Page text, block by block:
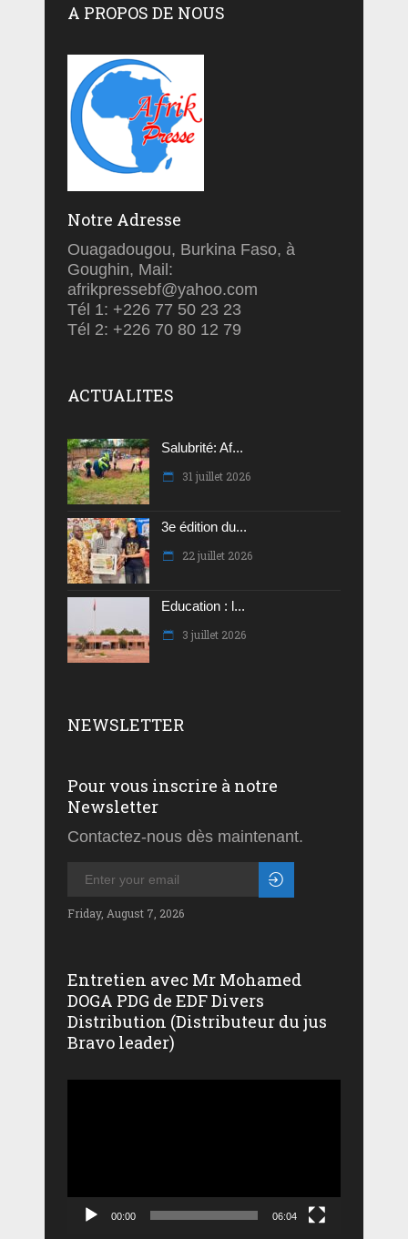
A PROPOS DE NOUS
Notre Adresse
Ouagadougou, Burkina Faso, à
Goughin, Mail:
afrikpressebf@yahoo.com
Tél 1: +226 77 50 23 23
Tél 2: +226 70 80 12 79
ACTUALITES
Salubrité: Af...
31 juillet 2026
3e édition du...
22 juillet 2026
Education : l...
3 juillet 2026
NEWSLETTER
Pour vous inscrire à notre
Newsletter
Contactez-nous dès maintenant.
Friday, August 7, 2026
Entretien avec Mr Mohamed
DOGA PDG de EDF Divers
Distribution (Distributeur du jus
Bravo leader)
00:00 06:04